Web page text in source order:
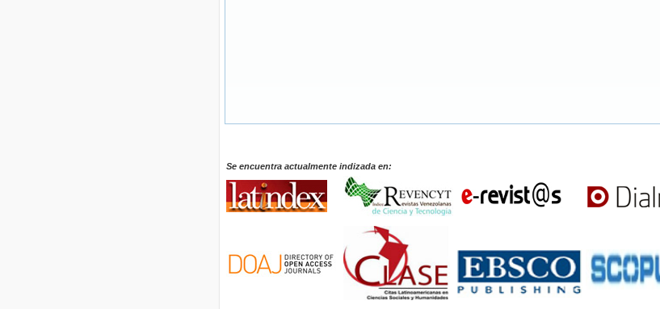
Se encuentra actualmente indizada en: